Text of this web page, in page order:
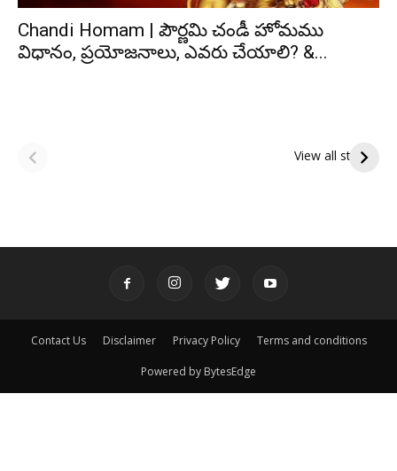
Chandi Homam | పౌర్ణమి చండీ హోమము
విధానం, ప్రయోజనాలు, ఎవరు చేయాలి? &...
View all stories
పితృదేవతల ఆశీర్వాదం
ఇంద్రకీలాద్రి గిరి ప్రదక్షిణ
Contact Us Disclaimer Privacy Policy Terms and conditions
Powered by BytesEdge